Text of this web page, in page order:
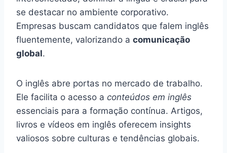
se destacar no ambiente corporativo.
Empresas buscam candidatos que falem inglês
fluentemente, valorizando a comunicação
global.
O inglês abre portas no mercado de trabalho.
Ele facilita o acesso a conteúdos em inglês
essenciais para a formação contínua. Artigos,
livros e vídeos em inglês oferecem insights
valiosos sobre culturas e tendências globais.